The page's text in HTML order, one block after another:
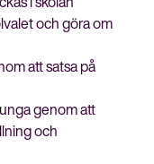
och göra om
att satsa på
genom att
och